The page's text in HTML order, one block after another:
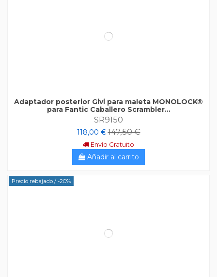
Adaptador posterior Givi para maleta MONOLOCK®
para Fantic Caballero Scrambler...
SR9150
118,00 € 147,50 €
Envío Gratuito
Añadir al carrito
Precio rebajado / -20%